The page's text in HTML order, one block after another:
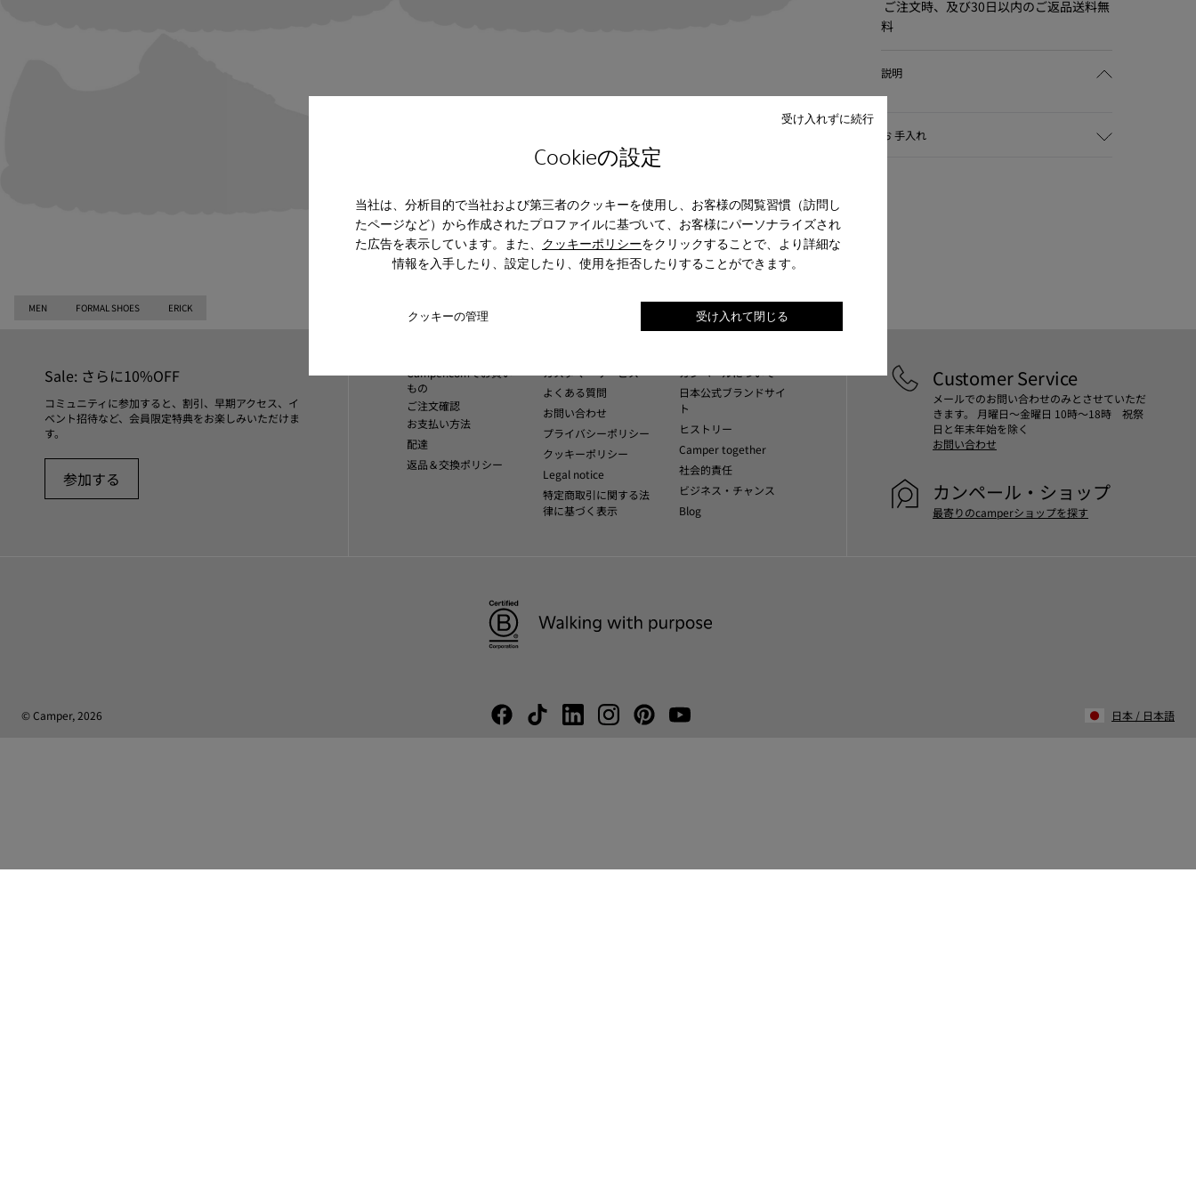
Cookieの設定
当社は、分析目的で当社および第三者のクッキーを使用し、お客様の閲覧習慣（訪問し
たページなど）から作成されたプロファイルに基づいて、お客様にパーソナライズされ
た広告を表示しています。また、 クッキーポリシーをクリックすることで、より詳細な
情報を入手したり、設定したり、使用を拒否したりすることができます。
クッキーの管理
受け入れずに続行
受け入れて閉じる
ご注文時、及び30日以内のご返品送料無
料
説明
お 手入れ
MEN FORMAL SHOES ERICK
Sale: さらに10%OFF
コミュニティに参加すると、割引、早期アクセス、イ
ベント招待など、会員限定特典をお楽しみいただけま
す。
参加する
Camper.comでお買い
もの
ご注文確認
お支払い方法
配達
返品＆交換ポリシー
カスタマーサービス
よくある質問
お問い合わせ
プライバシーポリシー
クッキーポリシー
Legal notice
特定商取引に関する法
律に基づく表示
カンペールについて
日本公式ブランドサイ
ト
ヒストリー
Camper together
社会的責任
ビジネス・チャンス
Blog
Customer Service
メールでのお問い合わせのみとさせていただ
きます。 月曜日～金曜日 10時～18時 祝祭
日と年末年始を除く
お問い合わせ
カンペール・ショップ
最寄りのcamperショップを探す
© Camper, 2026 日本 / 日本語